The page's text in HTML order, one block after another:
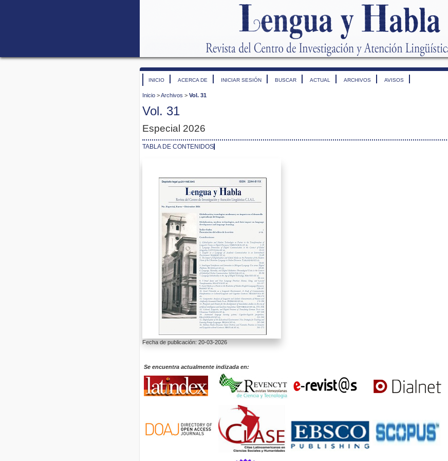
INICIO ACERCA DE INICIAR SESIÓN BUSCAR ACTUAL ARCHIVOS AVISOS
Inicio >Archivos > Vol. 31
Vol. 31
Especial 2026
TABLA DE CONTENIDOS
Fecha de publicación: 20-03-2026
Se encuentra actualmente indizada en: